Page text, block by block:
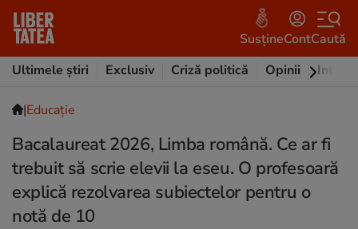
SusțineContCaută
Ultimele știri
Exclusiv Criză politică Opinii
|Educație
Bacalaureat 2026, Limba română. Ce ar fi
trebuit să scrie elevii la eseu. O profesoară
explică rezolvarea subiectelor pentru o
notă de 10